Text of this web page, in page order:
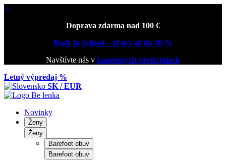
×
Doprava zdarma nad 100 €
Back to School – zľavy až do 30 %
Navštívte nás v kamenných predajniach
Letný výpredaj %
SK / EUR
Novinky
Ženy
Ženy
Barefoot obuv
Barefoot obuv